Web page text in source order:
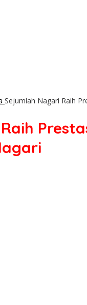
Sejumlah Nagari Raih